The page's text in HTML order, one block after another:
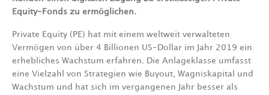
Equity-Fonds zu ermöglichen.
Private Equity (PE) hat mit einem weltweit verwalteten
Vermögen von über 4 Billionen US-Dollar im Jahr 2019 ein
erhebliches Wachstum erfahren. Die Anlageklasse umfasst
eine Vielzahl von Strategien wie Buyout, Wagniskapital und
Wachstum und hat sich im vergangenen Jahr besser als